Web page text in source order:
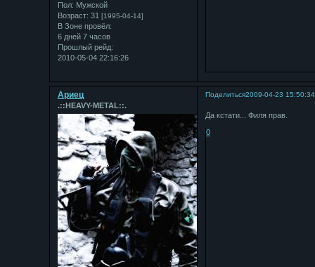
Пол: Мужской
Возраст: 31 [1995-04-14]
В Зоне провёл:
6 дней 7 часов
Прошлый рейд:
2010-05-04 22:16:26
Поделиться2009-04-23 15:50:34
Ариец
.::HEAVY-METAL::.
Да кстати... Филя прав.
0